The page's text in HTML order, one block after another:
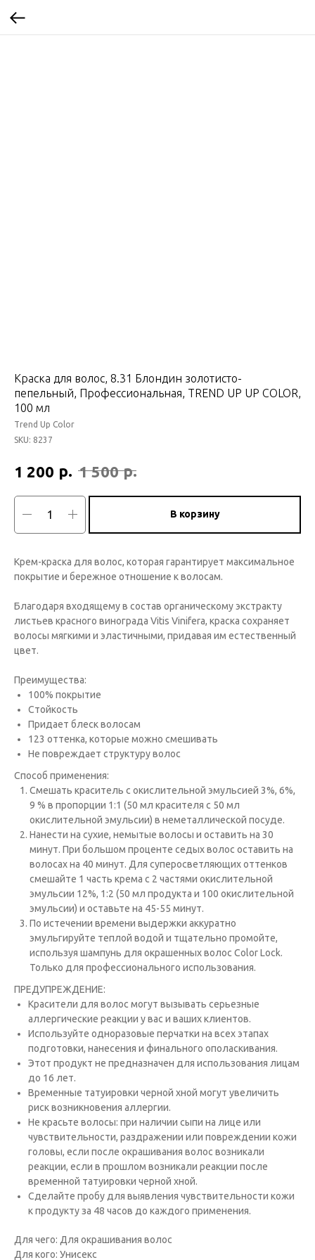
Краска для волос, 8.31 Блондин золотисто-
пепельный, Профессиональная, TREND UP UP COLOR,
100 мл
Trend Up Color
SKU: 8237
1 200 р. 1 500 р.
В корзину
Крем-краска для волос, которая гарантирует максимальное
покрытие и бережное отношение к волосам.
Благодаря входящему в состав органическому экстракту
листьев красного винограда Vitis Vinifera, краска сохраняет
волосы мягкими и эластичными, придавая им естественный
цвет.
Преимущества:
100% покрытие
Стойкость
Придает блеск волосам
123 оттенка, которые можно смешивать
Не повреждает структуру волос
Способ применения:
Cмешать краситель с окислительной эмульсией 3%, 6%,
9 % в пропорции 1:1 (50 мл красителя с 50 мл
окислительной эмульсии) в неметаллической посуде.
Нанести на сухие, немытые волосы и оставить на 30
минут. При большом проценте седых волос оставить на
волосах на 40 минут. Для суперосветляющих оттенков
смешайте 1 часть крема с 2 частями окислительной
эмульсии 12%, 1:2 (50 мл продукта и 100 окислительной
эмульсии) и оставьте на 45-55 минут.
По истечении времени выдержки аккуратно
эмульгируйте теплой водой и тщательно промойте,
используя шампунь для окрашенных волос Color Lock.
Только для профессионального использования.
ПРЕДУПРЕЖДЕНИЕ:
Красители для волос могут вызывать серьезные
аллергические реакции у вас и ваших клиентов.
Исполь­зуйте одноразовые перчатки на всех этапах
подготовки, нанесения и финального ополаскивания.
Этот продукт не предназна­чен для использования лицам
до 16 лет.
Временные татуировки черной хной могут увеличить
риск возникновения аллергии.
Не красьте волосы: при наличии сыпи на лице или
чувствительности, раздражении или повреждении кожи
головы, если после окрашивания волос возникали
реакции, если в прошлом возникали реакции после
временной татуировки черной хной.
Сде­лайте пробу для выявления чувствительности кожи
к продукту за 48 часов до каждого применения.
Для чего: Для окрашивания волос
Для кого: Унисекс